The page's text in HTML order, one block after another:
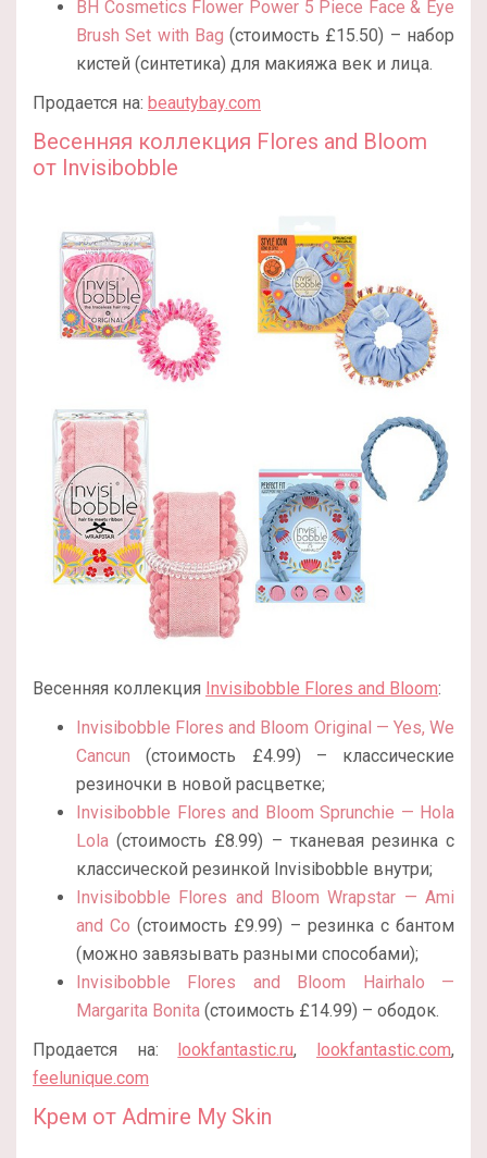
BH Cosmetics Flower Power 5 Piece Face & Eye
Brush Set with Bag (стоимость £15.50) – набор
кистей (синтетика) для макияжа век и лица.
Продается на: beautybay.com
Весенняя коллекция Flores and Bloom
от Invisibobble
Весенняя коллекция Invisibobble Flores and Bloom:
Invisibobble Flores and Bloom Original — Yes, We
Cancun (стоимость £4.99) – классические
резиночки в новой расцветке;
Invisibobble Flores and Bloom Sprunchie — Hola
Lola (стоимость £8.99) – тканевая резинка с
классической резинкой Invisibobble внутри;
Invisibobble Flores and Bloom Wrapstar — Ami
and Co (стоимость £9.99) – резинка с бантом
(можно завязывать разными способами);
Invisibobble Flores and Bloom Hairhalo —
Margarita Bonita (стоимость £14.99) – ободок.
Продается на: lookfantastic.ru, lookfantastic.com,
feelunique.com
Крем от Admire My Skin